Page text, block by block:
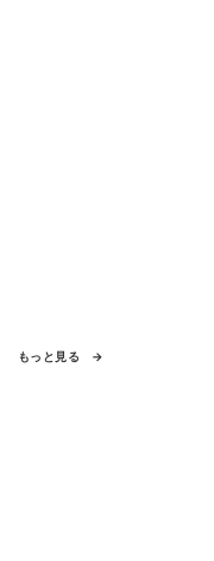
もっと見る